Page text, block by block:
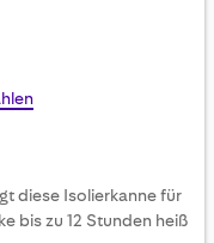
diese Isolierkanne für
bis zu 12 Stunden heiß